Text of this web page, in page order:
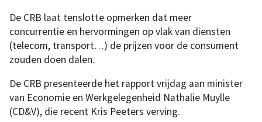
De CRB laat tenslotte opmerken dat meer
concurrentie en hervormingen op vlak van diensten
(telecom, transport…) de prijzen voor de consument
zouden doen dalen.
De CRB presenteerde het rapport vrijdag aan minister
van Economie en Werkgelegenheid Nathalie Muylle
(CD&V), die recent Kris Peeters verving.